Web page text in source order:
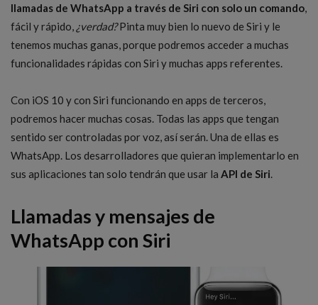
llamadas de WhatsApp a través de Siri con solo un comando
fácil y rápido, ¿verdad?Pinta muy bien lo nuevo de Siri y le
tenemos muchas ganas, porque podremos acceder a muchas
funcionalidades rápidas con Siri y muchas apps referentes.
Con iOS 10 y con Siri funcionando en apps de terceros,
podremos hacer muchas cosas. Todas las apps que tengan
sentido ser controladas por voz, así serán. Una de ellas es
WhatsApp. Los desarrolladores que quieran implementarlo en
sus aplicaciones tan solo tendrán que usar la API de Siri
Llamadas y mensajes de
WhatsApp con Siri